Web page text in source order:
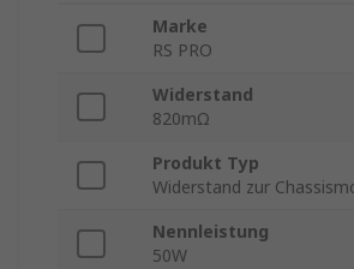
Marke
RS PRO
Widerstand
820mΩ
Produkt Typ
Widerstand zur
Nennleistung
50W